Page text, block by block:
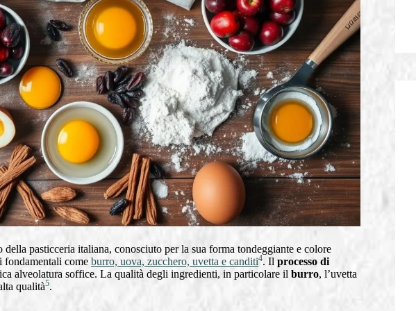
pasticceria italiana, conosciuto per la sua forma tondeggiante e colore
fondamentali come burro, uova, zucchero, uvetta e canditi4. Il processo di
alveolatura soffice. La qualità degli ingredienti, in particolare il burro, l’uvetta
qualità5.